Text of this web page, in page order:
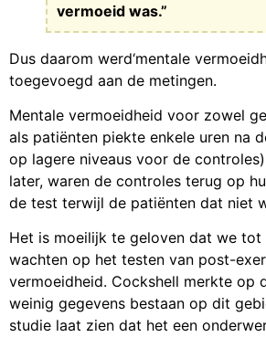
vermoeid was.”
Dus daarom werd‘mentale
toegevoegd aan de metingen.
Mentale vermoeidheid voor zowel
als patiënten piekte enkele uren na
op lagere niveaus voor de
later, waren de controles terug op
de test terwijl de patiënten dat niet
Het is moeilijk te geloven dat we tot
wachten op het testen van post-
vermoeidheid. Cockshell merkte op
weinig gegevens bestaan op dit
studie laat zien dat het een